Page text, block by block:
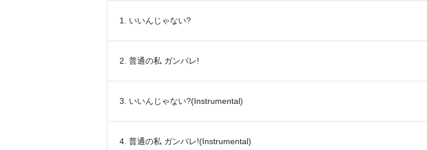
1. いいんじゃない?
2. 普通の私 ガンバレ!
3. いいんじゃない?(Instrumental)
4. 普通の私 ガンバレ!(Instrumental)